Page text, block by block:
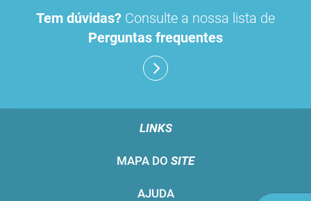
Tem dúvidas? Consulte a nossa lista de
Perguntas frequentes
LINKS
MAPA DO SITE
AJUDA